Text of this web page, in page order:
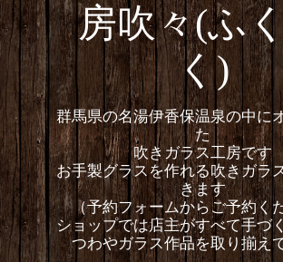
房吹々(ふ
く)
群馬県の名湯伊香保温泉の中に
た
吹きガラス工房です
お手製グラスを作れる吹きガラ
きます
（予約フォームからご予約く
ショップでは店主がすべて手づ
つわやガラス作品を取り揃え